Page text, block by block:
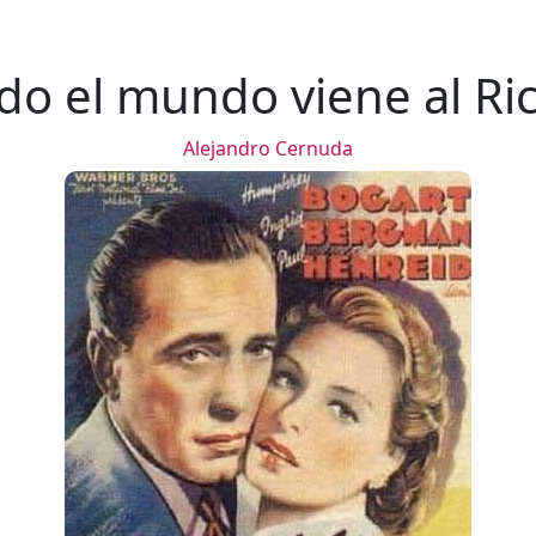
el mundo viene al
Alejandro Cernuda